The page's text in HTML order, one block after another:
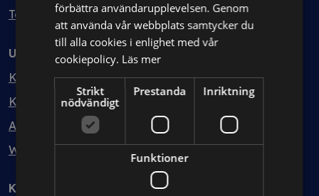
Testa kostnadsfritt
Utbildning
Kurser
Kurspaket
Abonnemang
Webbinarium
Kunskapsbank
förbättra användarupplevelsen. Genom
att använda vår webbplats samtycker du
till alla cookies i enlighet med vår
cookiepolicy. Läs mer
Strikt
nödvändigt
Prestanda Inriktning
Funktioner